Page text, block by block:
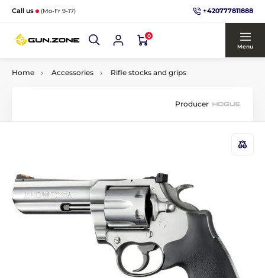
Call us (Mo-Fr 9-17) +420777811888
0
Menu
Home Accessories Rifle stocks and grips
Producer